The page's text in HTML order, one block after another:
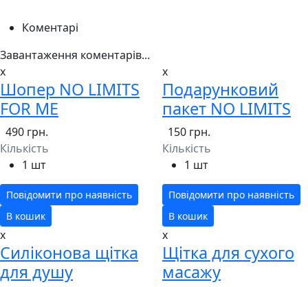
Коментарі
Завантаження коментарів...
x
Шопер NO LIMITS
FOR ME
490 грн.
Кількість
1 шт
Повідомити про наявність
В кошик
x
Подарунковий
пакет NO LIMITS
150 грн.
Кількість
1 шт
Повідомити про наявність
В кошик
x
Силіконова щітка
для душу
x
Щітка для сухого
масажу